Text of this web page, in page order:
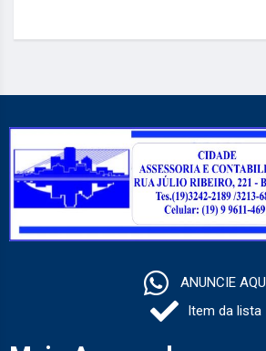
ANUNCIE AQUI
Item da lista